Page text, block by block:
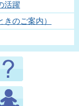
活躍
のご案内）